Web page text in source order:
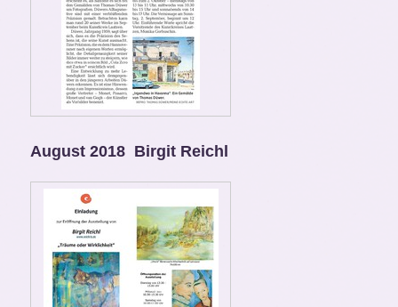
August 2018 Birgit Reichl